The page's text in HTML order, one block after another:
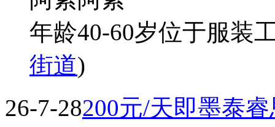
年龄40-60岁位于服装
街道)
26-7-28200元/天即墨泰